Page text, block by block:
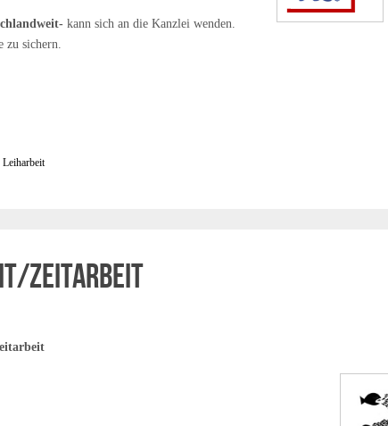
kann sich an die Kanzlei wenden.
zu sichern.
Leiharbeit
Zeitarbeit